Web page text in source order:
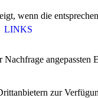
LINKS
wenn die
angepassten
zur